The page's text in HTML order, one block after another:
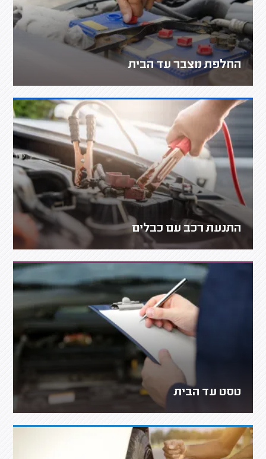
החלפת מצבר עד הבית
התנעת רכב עם כבלים
טסט עד הבית